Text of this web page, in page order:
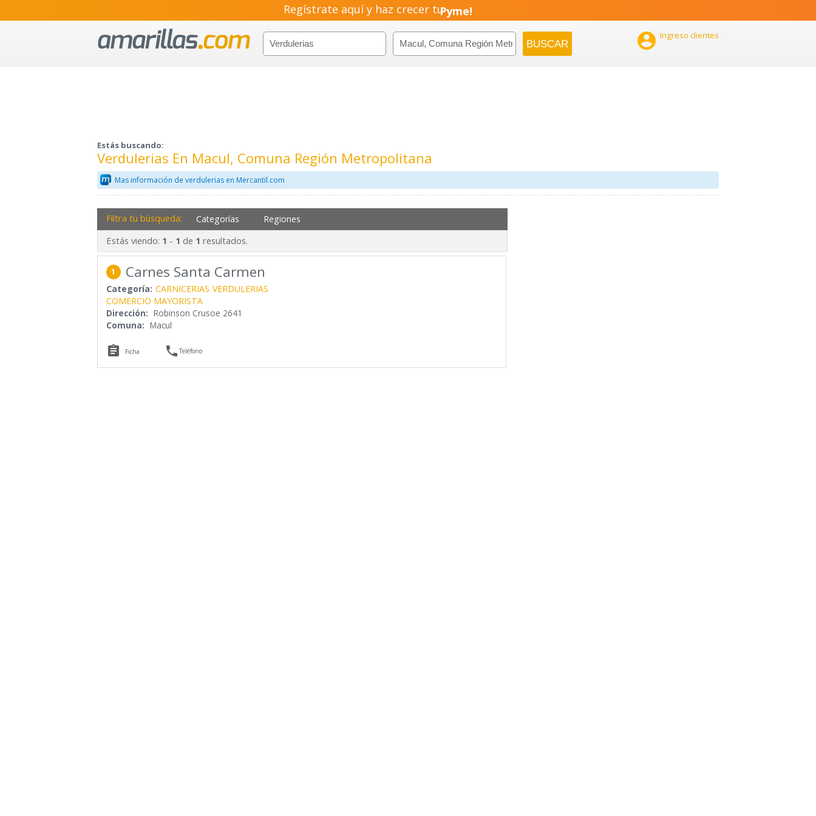
Regístrate aquí y haz crecer tuEmprendimiento!
 Ingreso clientes
Estás buscando:
Verdulerias En Macul, Comuna Región Metropolitana
Mas información de verdulerias en Mercantil.com
Filtra tu búsqueda: Categorías Regiones
Estás viendo: 1 - 1 de 1 resultados.
1 Carnes Santa Carmen
Categoría: CARNICERIAS VERDULERIAS
COMERCIO MAYORISTA
Dirección: Robinson Crusoe 2641
Comuna: Macul
 Ficha Teléfono